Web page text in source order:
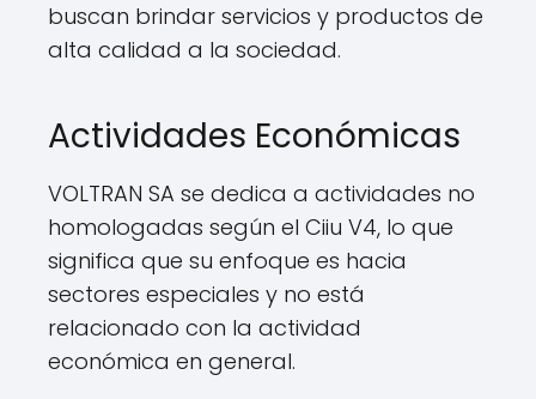
buscan brindar servicios y productos de
alta calidad a la sociedad.
Actividades Económicas
VOLTRAN SA se dedica a actividades no
homologadas según el Ciiu V4, lo que
significa que su enfoque es hacia
sectores especiales y no está
relacionado con la actividad
económica en general.